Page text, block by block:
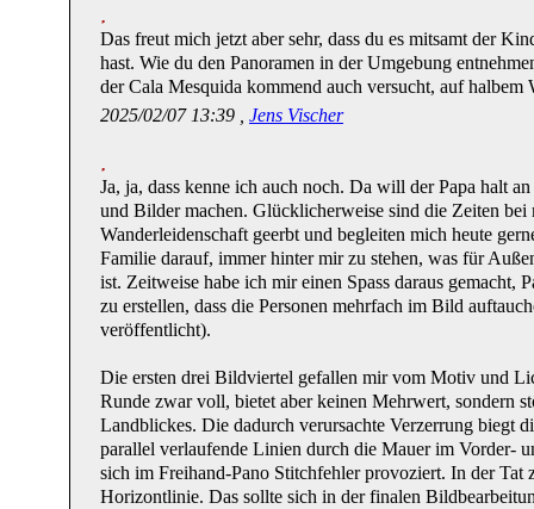
Das freut mich jetzt aber sehr, dass du es mitsamt der
hast. Wie du den Panoramen in der Umgebung
der Cala Mesquida kommend auch versucht, auf halbem
2025/02/07 13:39 , Jens Vischer
Ja, ja, dass kenne ich auch noch. Da will der Papa halt
und Bilder machen. Glücklicherweise sind die Zeiten
Wanderleidenschaft geerbt und begleiten mich heute
Familie darauf, immer hinter mir zu stehen, was für
ist. Zeitweise habe ich mir einen Spass daraus gemacht,
zu erstellen, dass die Personen mehrfach im Bild
veröffentlicht).
Die ersten drei Bildviertel gefallen mir vom Motiv und
Runde zwar voll, bietet aber keinen Mehrwert, sondern
Landblickes. Die dadurch verursachte Verzerrung biegt
parallel verlaufende Linien durch die Mauer im Vorder-
sich im Freihand-Pano Stitchfehler provoziert. In der Tat
Horizontlinie. Das sollte sich in der finalen